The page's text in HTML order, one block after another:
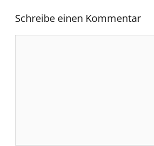
Schreibe einen Kommentar